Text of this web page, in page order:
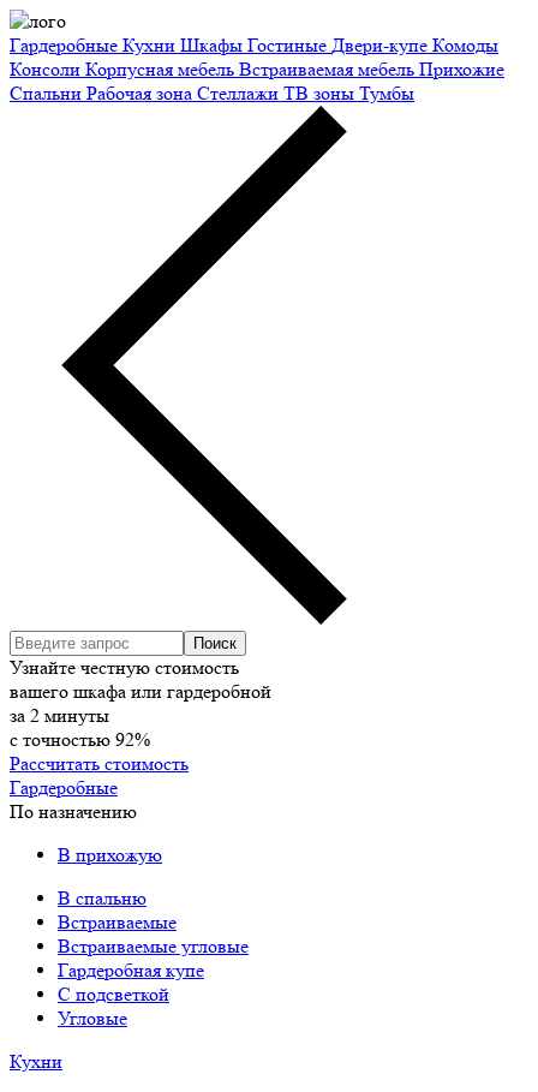
Гардеробные Кухни Шкафы Гостиные Двери-купе Комоды
Консоли Корпусная мебель Встраиваемая мебель Прихожие
Спальни Рабочая зона Стеллажи ТВ зоны Тумбы
Узнайте честную стоимость
вашего шкафа или гардеробной
за 2 минуты
с точностью 92%
Рассчитать стоимость
Гардеробные
По назначению
В прихожую
В спальню
Встраиваемые
Встраиваемые угловые
Гардеробная купе
С подсветкой
Угловые
Кухни